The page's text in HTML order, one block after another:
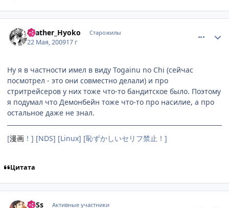
Feather_Hyoko Старожилы
22 Мая, 200917 г
Ну я в частности имел в виду Togainu no Chi (сейчас
посмотрел - это они совместно делали) и про
стритрейсеров у них тоже что-то бандитское было. Поэтому
я подумал что Демонбейн тоже что-то про насилие, а про
остальное даже не знал.
[漫画 ！] [NDS] [Linux] [恥ずかしいセリフ禁止！]
Цитата
LoSs Активные участники